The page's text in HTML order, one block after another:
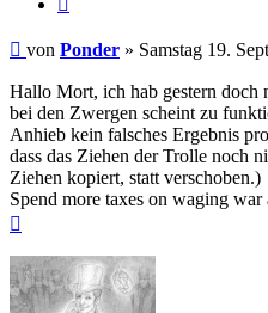
Beitrag
von Ponder » Samstag 19.
Hallo Mort, ich hab gestern doch
bei den Zwergen scheint zu
Anhieb kein falsches Ergebnis
dass das Ziehen der Trolle noch
Ziehen kopiert, statt verschoben.)
Spend more taxes on waging